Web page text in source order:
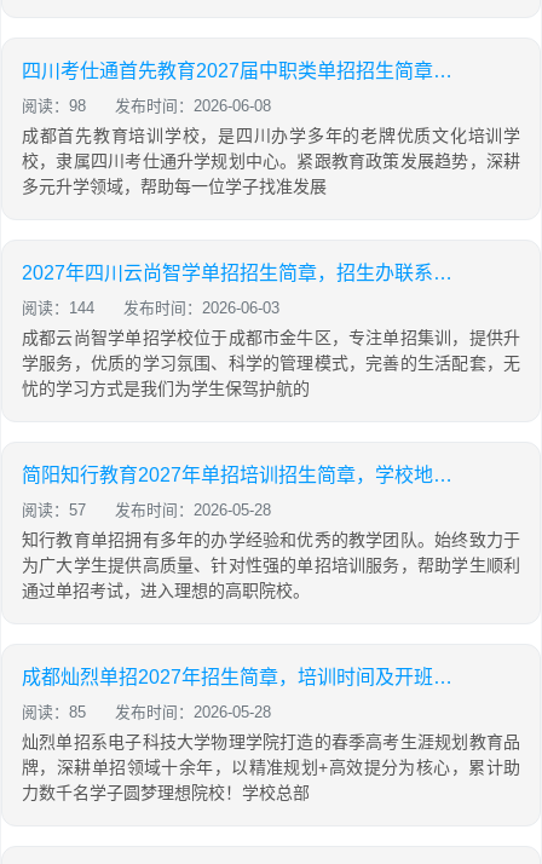
四川考仕通首先教育2027届中职类单招招生简章（语数外+中职专业技能）
阅读：98 发布时间：2026-06-08
成都首先教育培训学校，是四川办学多年的老牌优质文化培训学
校，隶属四川考仕通升学规划中心。紧跟教育政策发展趋势，深耕
多元升学领域，帮助每一位学子找准发展
2027年四川云尚智学单招招生简章，招生办联系电话
阅读：144 发布时间：2026-06-03
成都云尚智学单招学校位于成都市金牛区，专注单招集训，提供升
学服务，优质的学习氛围、科学的管理模式，完善的生活配套，无
忧的学习方式是我们为学生保驾护航的
简阳知行教育2027年单招培训招生简章，学校地址及联系电话
阅读：57 发布时间：2026-05-28
知行教育单招拥有多年的办学经验和优秀的教学团队。始终致力于
为广大学生提供高质量、针对性强的单招培训服务，帮助学生顺利
通过单招考试，进入理想的高职院校。
成都灿烈单招2027年招生简章，培训时间及开班时间
阅读：85 发布时间：2026-05-28
灿烈单招系电子科技大学物理学院打造的春季高考生涯规划教育品
牌，深耕单招领域十余年，以精准规划+高效提分为核心，累计助
力数千名学子圆梦理想院校！学校总部